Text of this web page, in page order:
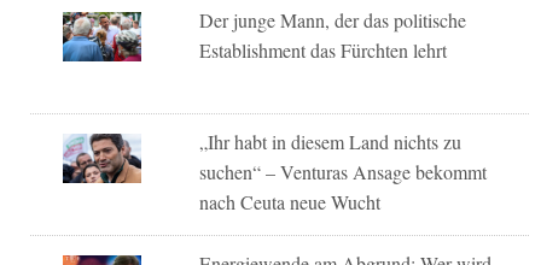
Der junge Mann, der das politische
Establishment das Fürchten lehrt
„Ihr habt in diesem Land nichts zu
suchen“ – Venturas Ansage bekommt
nach Ceuta neue Wucht